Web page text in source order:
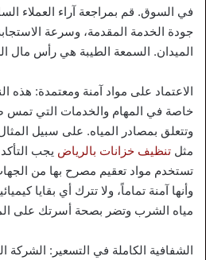
في السوق. قم بمراجعة آراء العملاء
جودة الخدمة المقدمة، وسرعة
الميدان. السمعة الطيبة هي رأس مال
الاعتماد على مواد آمنة ومعتمدة: هذه
خاصة في المهام والخدمات التي تمس
وتتعلق بمصادر المياه. على سبيل
مثل تنظيف خزانات بالرياض يجب
تستخدم مواد تعقيم مصرح بها من
وأنها آمنة تماماً، ولا تترك أي بقايا
مياه الشرب وتضر بصحة أسرتك على
الشفافية الكاملة في التسعير: الشركة